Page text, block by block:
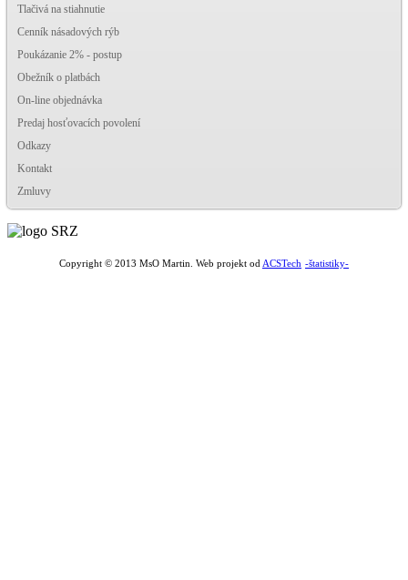
Tlačivá na stiahnutie
Cenník násadových rýb
Poukázanie 2% - postup
Obežník o platbách
On-line objednávka
Predaj hosťovacích povolení
Odkazy
Kontakt
Zmluvy
Copyright © 2013 MsO Martin. Web projekt odACSTech -štatistiky-